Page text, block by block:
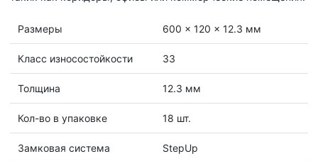
Размеры 600 x 120 x 12.3 мм
Класс износостойкости 33
Толщина 12.3 мм
Кол-во в упаковке 18 шт.
Замковая система StepUp